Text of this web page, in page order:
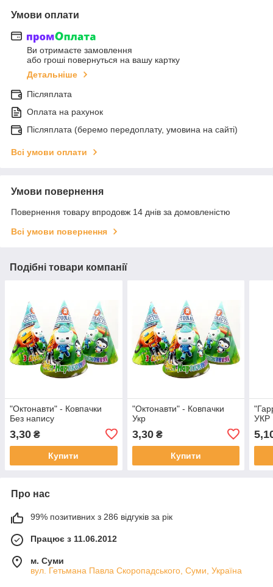
Умови оплати
Ви отримаєте замовлення
або гроші повернуться на вашу картку
Детальніше
Післяплата
Оплата на рахунок
Післяплата (беремо передоплату, умовина на сайті)
Всі умови оплати
Умови повернення
Повернення товару впродовж 14 днів за домовленістю
Всі умови повернення
Подібні товари компанії
"Октонавти" - Ковпачки
Без напису
3,30 ₴
Купити
"Октонавти" - Ковпачки
Укр
3,30₴
Купити
УКР
Про нас
99% позитивних з 286 відгуків за рік
Працює з 11.06.2012
м. Суми
вул. Гетьмана Павла Скоропадського, Суми, Україна